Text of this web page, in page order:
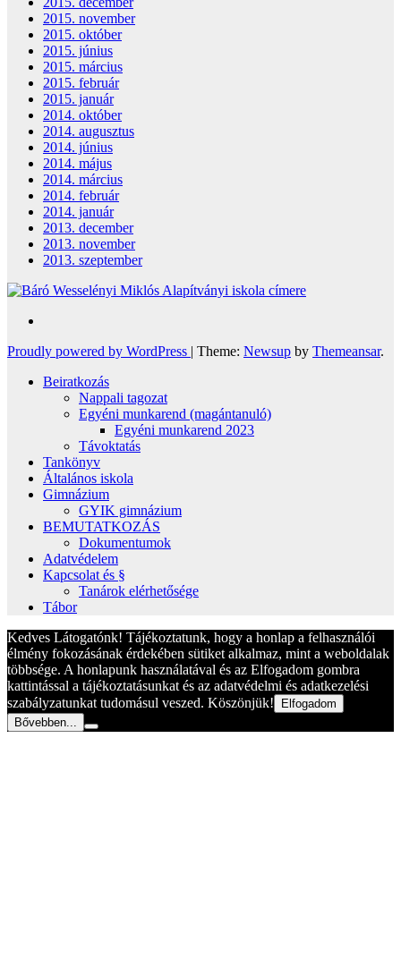
2015. november
2015. október
2015. június
2015. március
2015. február
2015. január
2014. október
2014. augusztus
2014. június
2014. május
2014. március
2014. február
2014. január
2013. december
2013. november
2013. szeptember
Proudly powered by WordPress | Theme: Newsup by Themeansar.
Beiratkozás
Nappali tagozat
Egyéni munkarend (magántanuló)
Egyéni munkarend 2023
Távoktatás
Tankönyv
Általános iskola
Gimnázium
GYIK gimnázium
BEMUTATKOZÁS
Dokumentumok
Adatvédelem
Kapcsolat és §
Tanárok elérhetősége
Tábor
Kedves Látogatónk! Tájékoztatunk, hogy a honlap a felhasználói
élmény fokozásának érdekében sütiket alkalmaz, mint a weboldalak
többsége. A honlapunk használatával és az Elfogadom gombra
kattintással a tájékoztatásunkat és az adatvédelmi és adatkezelési
szabályzatunkat tudomásul veszed. Köszönjük!
Elfogadom
Bővebben...